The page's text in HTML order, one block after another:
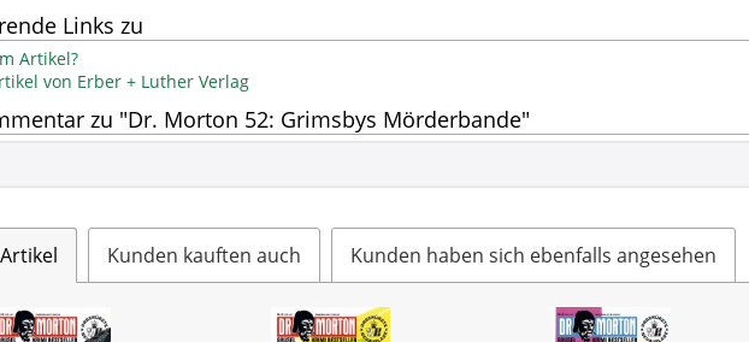
Links zu
Artikel?
von Erber + Luther Verlag
zu "Dr. Morton 52: Grimsbys Mörderbande"
Kunden kauften auch Kunden haben sich ebenfalls angesehen